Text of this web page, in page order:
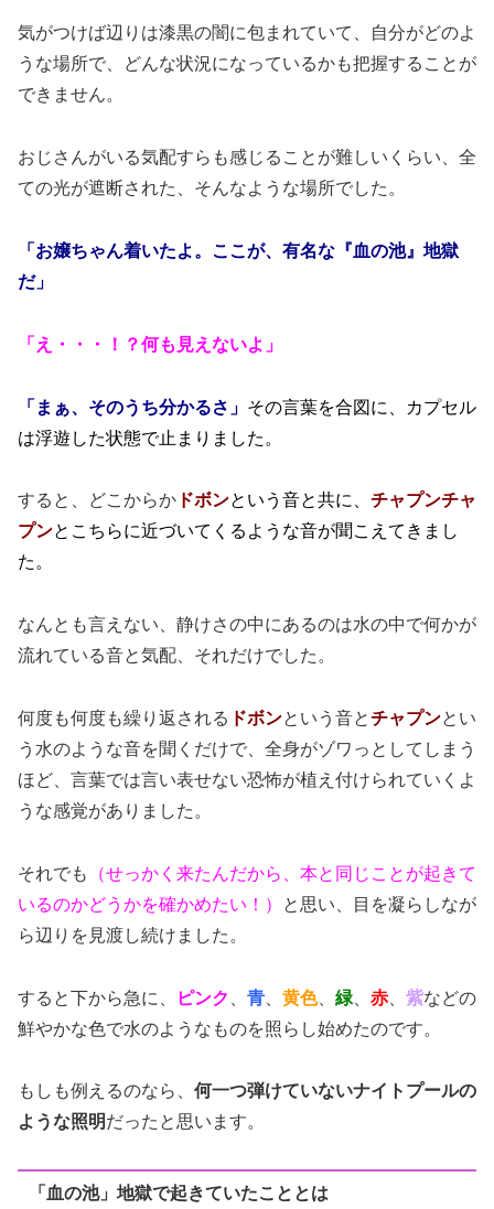
気がつけば辺りは漆黒の闇に包まれていて、自分がどのよ
うな場所で、どんな状況になっているかも把握することが
できません。
おじさんがいる気配すらも感じることが難しいくらい、全
ての光が遮断された、そんなような場所でした。
「お嬢ちゃん着いたよ。ここが、有名な『血の池』地獄
だ」
「え・・・！？何も見えないよ」
「まぁ、そのうち分かるさ」 その言葉を合図に、カプセル
は浮遊した状態で止まりました。
すると、どこからか ドボンという音と共に、 チャプンチャ
プンとこちらに近づいてくるような音が聞こえてきまし
た。
なんとも言えない、静けさの中にあるのは水の中で何かが
流れている音と気配、それだけでした。
何度も何度も繰り返される ドボンという音とチャプンとい
う水のような音を聞くだけで、全身がゾワっとしてしまう
ほど、言葉では言い表せない恐怖が植え付けられていくよ
うな感覚がありました。
それでも
（せっかく来たんだから、本と同じことが起きて
いるのかどうかを確かめたい！）
と思い、目を凝らしなが
ら辺りを見渡し続けました。
すると下から急に、 ピンク 青 黄色、 緑 赤 紫などの
鮮やかな色で水のようなものを照らし始めたのです。
もしも例えるのなら、 何一つ弾けていないナイトプールの
ような照明だったと思います。
「血の池」地獄で起きていたこととは